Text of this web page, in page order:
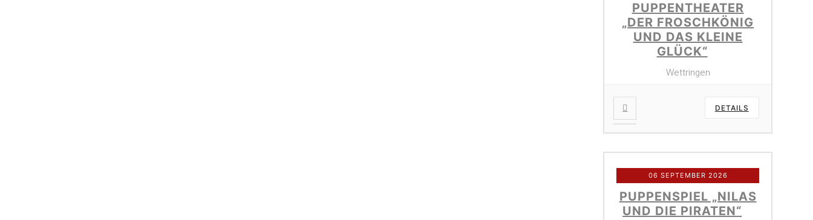
PUPPENTHEATER
„DER FROSCHKÖNIG
UND DAS KLEINE
GLÜCK“
Wettringen
DETAILS
06 SEPTEMBER 2026
PUPPENSPIEL „NILAS
UND DIE PIRATEN“